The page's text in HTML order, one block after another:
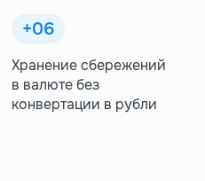
+06
Хранение сбережений
в валюте без
конвертации в рубли